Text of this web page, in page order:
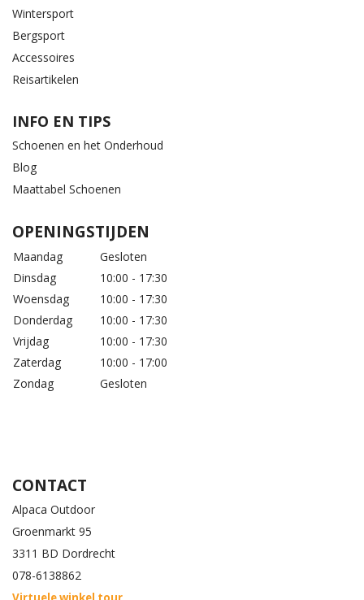
Wintersport
Bergsport
Accessoires
Reisartikelen
INFO EN TIPS
Schoenen en het Onderhoud
Blog
Maattabel Schoenen
OPENINGSTIJDEN
Maandag
Gesloten
Dinsdag
10:00 - 17:30
Woensdag
10:00 - 17:30
Donderdag
10:00 - 17:30
Vrijdag
10:00 - 17:30
Zaterdag
10:00 - 17:00
Zondag
Gesloten
CONTACT
Alpaca Outdoor
Groenmarkt 95
3311 BD Dordrecht
078-6138862